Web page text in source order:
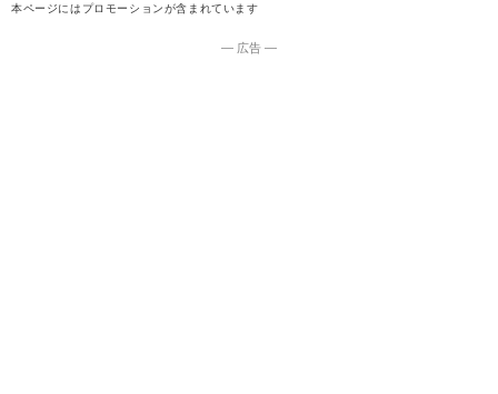
本ページにはプロモーションが含まれています
― 広告 ―